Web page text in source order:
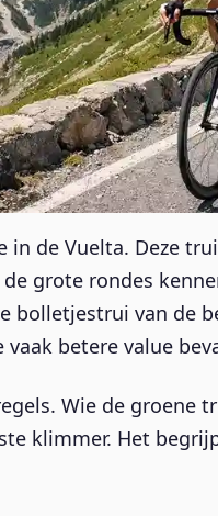
in de Vuelta. Deze
grote rondes
bolletjestrui van de
betere value
Wie de
klimmer. Het